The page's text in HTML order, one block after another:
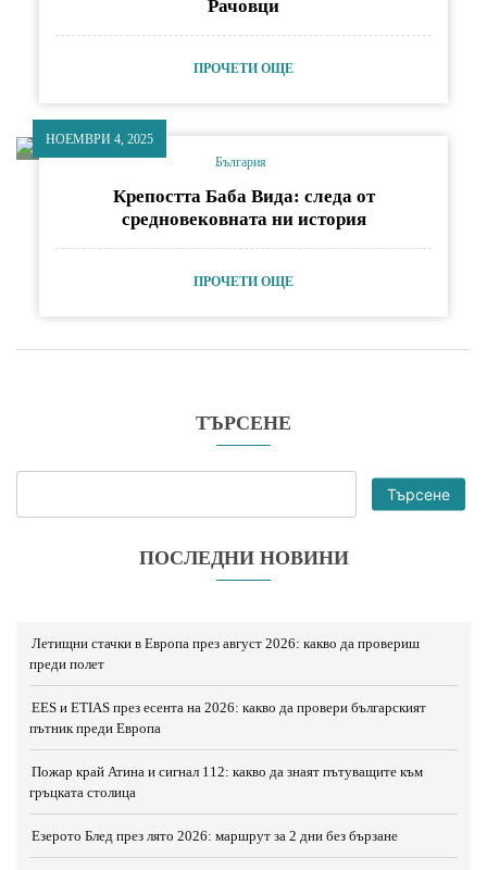
ТЪРСЕНЕ
Търсене
ПОСЛЕДНИ НОВИНИ
Летищни стачки в Европа през август 2026: какво да провериш
преди полет
EES и ETIAS през есента на 2026: какво да провери българският
пътник преди Европа
Пожар край Атина и сигнал 112: какво да знаят пътуващите към
гръцката столица
Езерото Блед през лято 2026: маршрут за 2 дни без бързане
Рачовци
ПРОЧЕТИ ОЩЕ
НОЕМВРИ 4, 2025
България
Крепостта Баба Вида: следа от
средновековната ни история
ПРОЧЕТИ ОЩЕ